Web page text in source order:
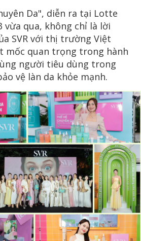
Da", diễn ra tại Lotte
vừa qua, không chỉ là lời
SVR với thị trường Việt
mốc quan trọng trong hành
người tiêu dùng trong
vệ làn da khỏe mạnh.